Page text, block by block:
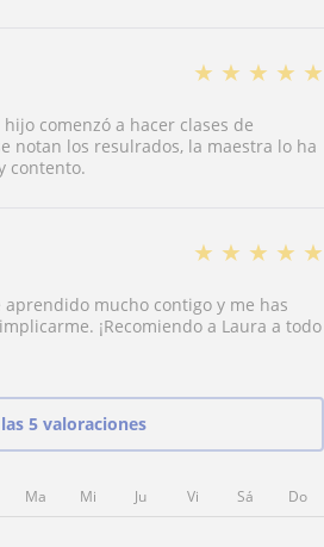
★ ★ ★ ★ ★
comenzó a hacer clases de
notan los resulrados, la maestra lo ha
contento.
★ ★ ★ ★ ★
aprendido mucho contigo y me has
¡Recomiendo a Laura a todo
5 valoraciones
Ma Mi Ju Vi Sá
Do